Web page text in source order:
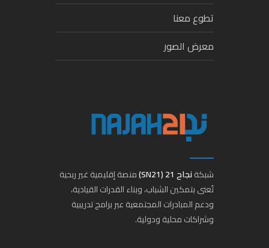
تطوع معنا
معرض الصور
شبكةنجاح 21 (SN21)
منصة إقليمية غير ربحية
تُعنى بتمكين الشباب، وبناء القدرات القيادية،
ودعم المبادرات المجتمعية عبر برامج تدريبية
وشراكات محلية ودولية.